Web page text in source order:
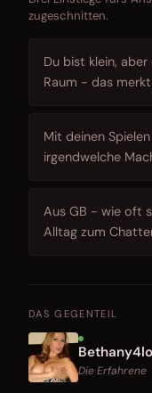
zugeschnitten.
Du bist klein,
Raum - das
Mit deinen
irgendwelche
Aus GB - wie oft
Alltag zum
DAS GEGENTEIL
Die Erfahrene